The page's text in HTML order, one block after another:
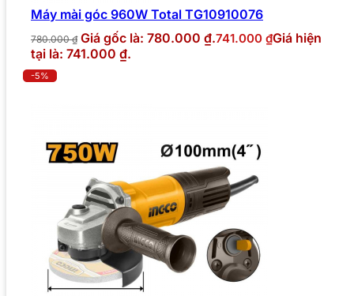
Máy mài góc 960W Total TG10910076
780.000₫ Giá gốc là: 780.000 ₫.741.000 ₫Giá hiện
tại là: 741.000 ₫.
-5%